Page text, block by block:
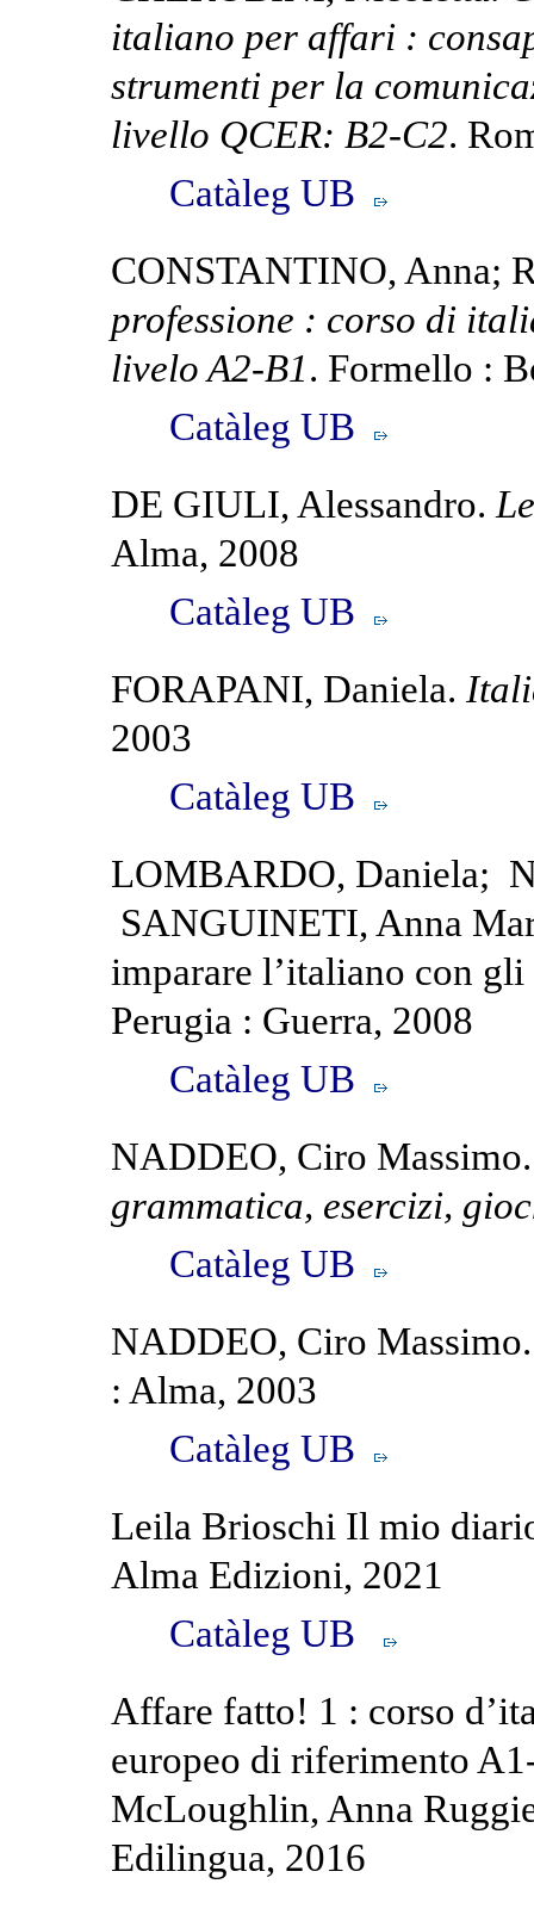
italiano per affari :
strumenti per la
livello QCER: B2-C2.
Catàleg UB
CONSTANTINO, Anna;
professione : corso di
livelo A2-B1. Formello :
Catàleg UB
DE GIULI, Alessandro.
Alma, 2008
Catàleg UB
FORAPANI, Daniela.
2003
Catàleg UB
LOMBARDO, Daniela;
SANGUINETI, Anna
imparare l’italiano con
Perugia : Guerra, 2008
Catàleg UB
NADDEO, Ciro
grammatica, esercizi,
Catàleg UB
NADDEO, Ciro
: Alma, 2003
Catàleg UB
Leila Brioschi Il mio
Alma Edizioni, 2021
Catàleg UB
Affare fatto! 1 : corso
europeo di riferimento
McLoughlin, Anna
Edilingua, 2016